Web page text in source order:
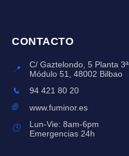
CONTACTO
📍
C/ Gaztelondo, 5 Planta 3ª
Módulo 51, 48002 Bilbao
📞
94 421 80 20
🌐
www.fuminor.es
🕒
Lun-Vie: 8am-6pm
Emergencias 24h